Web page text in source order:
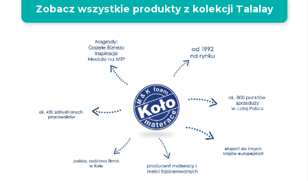
Zobacz wszystkie produkty z kolekcji Talalay